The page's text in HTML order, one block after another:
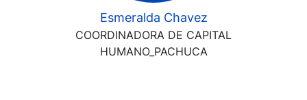
Esmeralda Chavez
COORDINADORA DE CAPITAL
HUMANO_PACHUCA